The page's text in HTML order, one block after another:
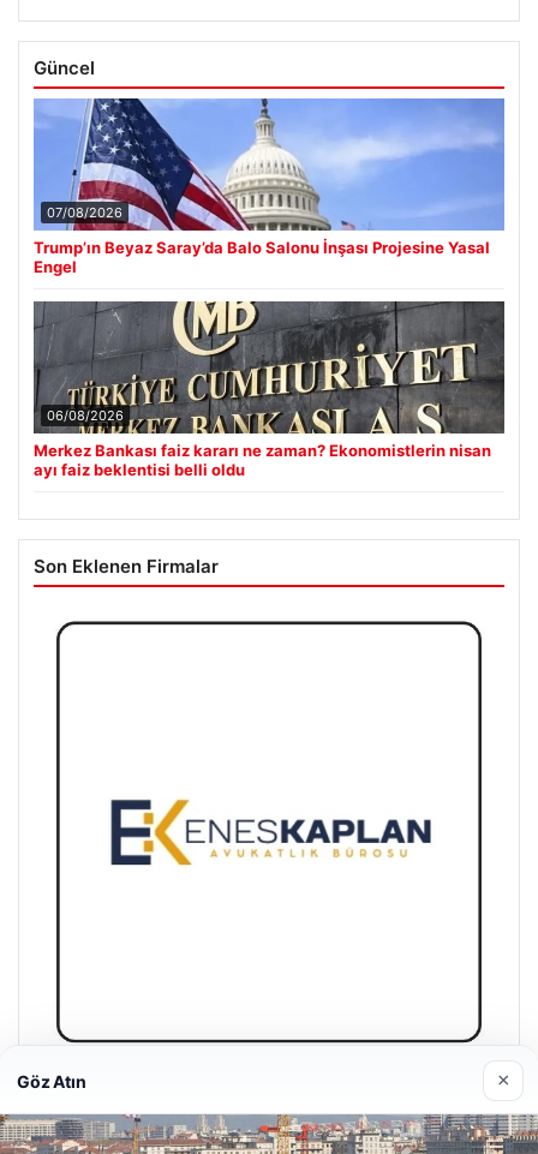
Güncel
07/08/2026
Trump’ın Beyaz Saray’da Balo Salonu İnşası Projesine Yasal
Engel
06/08/2026
Merkez Bankası faiz kararı ne zaman? Ekonomistlerin nisan
ayı faiz beklentisi belli oldu
Son Eklenen Firmalar
Enes Kaplan Avukatlık Bürosu
28/04/2026
Göz Atın ×